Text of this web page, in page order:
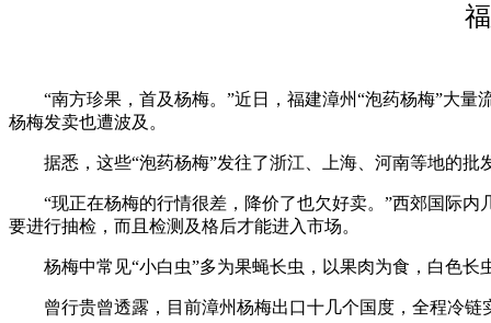
“南方珍果，首及杨梅。”近日，福建漳州“泡药杨梅”大量
杨梅发卖也遭波及。
据悉，这些“泡药杨梅”发往了浙江、上海、河南等地的批
“现正在杨梅的行情很差，降价了也欠好卖。”西郊国际内
要进行抽检，而且检测及格后才能进入市场。
杨梅中常见“小白虫”多为果蝇长虫，以果肉为食，白色长
曾行贵曾透露，目前漳州杨梅出口十几个国度，全程冷链